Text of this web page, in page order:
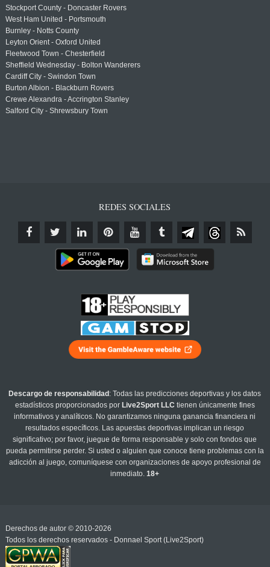
Stockport County - Doncaster Rovers
West Ham United - Portsmouth
Burnley - Notts County
Leyton Orient - Oxford United
Fleetwood Town - Chesterfield
Sheffield Wednesday - Bolton Wanderers
Cardiff City - Swindon Town
Burton Albion - Blackburn Rovers
Crewe Alexandra - Accrington Stanley
Salford City - Shrewsbury Town
REDES SOCIALES
Descargo de responsabilidad : Todas las predicciones deportivas y los datos
estadísticos proporcionados por Live2Sport LLC tienen únicamente fines
informativos y analíticos. No garantizamos ninguna ganancia financiera ni
resultados específicos. Las apuestas deportivas implican un riesgo
significativo; por favor, juegue de forma responsable y solo con fondos que
pueda permitirse perder. Si usted o alguien que conoce tiene problemas con la
adicción al juego, comuníquese con organizaciones de apoyo profesional de
inmediato.18+
Derechos de autor © 2010-2026
Todos los derechos reservados - Donnael Sport (Live2Sport)